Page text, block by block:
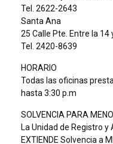
Tel. 2622-2643
Santa Ana
25 Calle Pte. Entre la 14
Tel. 2420-8639
HORARIO
Todas las oficinas
hasta 3:30 p.m
SOLVENCIA PARA
La Unidad de Registro
EXTIENDE Solvencia a